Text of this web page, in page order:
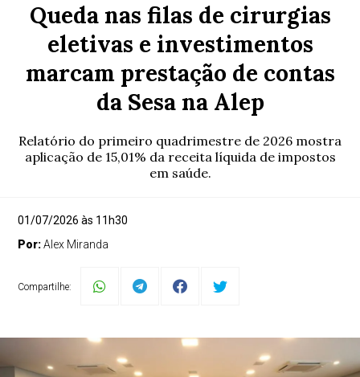
Queda nas filas de cirurgias
eletivas e investimentos
marcam prestação de contas
da Sesa na Alep
Relatório do primeiro quadrimestre de 2026 mostra
aplicação de 15,01% da receita líquida de impostos
em saúde.
01/07/2026 às 11h30
Por:Alex Miranda
Compartilhe: